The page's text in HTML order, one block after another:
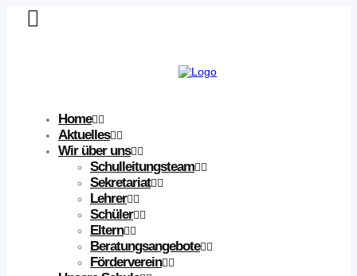
Home
Aktuelles
Wir über uns
Schulleitungsteam
Sekretariat
Lehrer
Schüler
Eltern
Beratungsangebote
Förderverein